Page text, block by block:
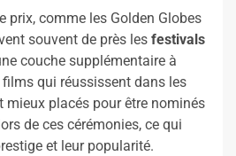
prix, comme les Golden Globes
souvent de près les festivals
couche supplémentaire à
qui réussissent dans les
placés pour être nominés
de ces cérémonies, ce qui
et leur popularité.